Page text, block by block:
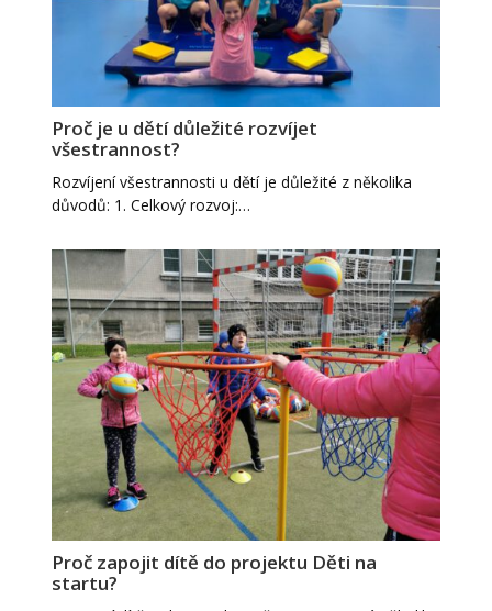
Proč je u dětí důležité rozvíjet
všestrannost?
Rozvíjení všestrannosti u dětí je důležité z několika
důvodů: 1. Celkový rozvoj:…
Proč zapojit dítě do projektu Děti na
startu?